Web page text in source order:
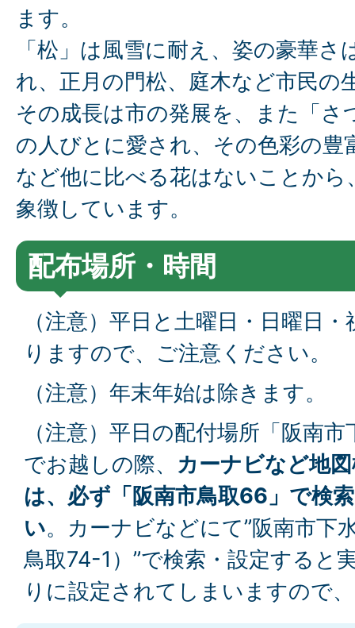
ます。
「松」は風雪に耐え、姿の豪華
れ、正月の門松、庭木など市民の
その成長は市の発展を、また「さ
の人びとに愛され、その色彩の豊
など他に比べる花はないことから
象徴しています。
配布場所・時間
（注意）平日と土曜日・日曜日
りますので、ご注意ください。
（注意）年末年始は除きます。
（注意）平日の配付場所「阪南
でお越しの際、 カーナビなど地
は、必ず「阪南市鳥取66」で検
い。カーナビなどにて”阪南市下
鳥取74-1）”で検索・設定すると
りに設定されてしまいますので